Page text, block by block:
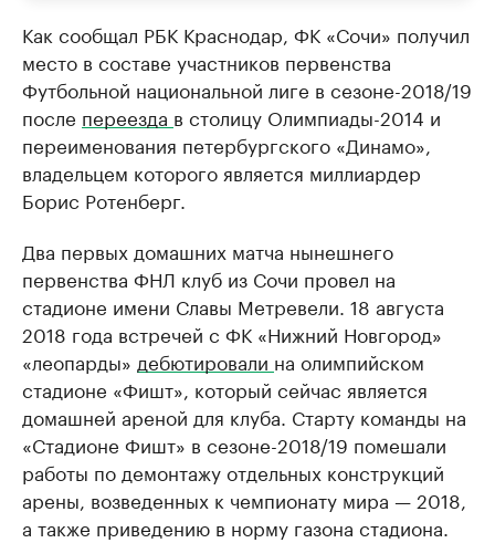
Как сообщал РБК Краснодар, ФК «Сочи» получил
место в составе участников первенства
Футбольной национальной лиге в сезоне-2018/19
после переезда в столицу Олимпиады-2014 и
переименования петербургского «Динамо»,
владельцем которого является миллиардер
Борис Ротенберг.
Два первых домашних матча нынешнего
первенства ФНЛ клуб из Сочи провел на
стадионе имени Славы Метревели. 18 августа
2018 года встречей с ФК «Нижний Новгород»
«леопарды» дебютировали на олимпийском
стадионе «Фишт», который сейчас является
домашней ареной для клуба. Старту команды на
«Стадионе Фишт» в сезоне-2018/19 помешали
работы по демонтажу отдельных конструкций
арены, возведенных к чемпионату мира — 2018,
а также приведению в норму газона стадиона.